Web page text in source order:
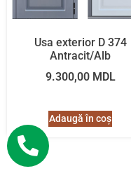
Usa exterior D 374
Antracit/Alb
9.300,00 MDL
Adaugă în coș